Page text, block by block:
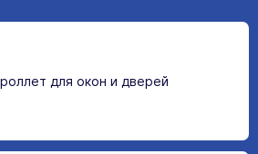
для окон и дверей